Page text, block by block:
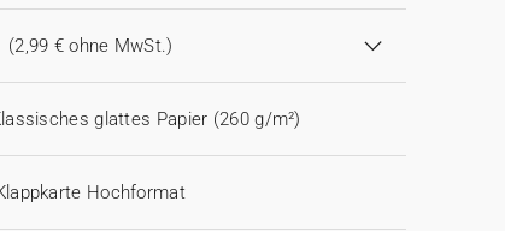
(2,99 € ohne MwSt.)
glattes Papier (260 g/m²)
Hochformat